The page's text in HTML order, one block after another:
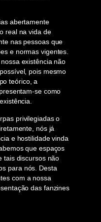
abertamente
real na vida de
nas pessoas que
e normas vigentes.
existência não
pois mesmo
teórico, a
se como
privilegiadas o
nós já
e hostilidade vinda
que espaços
tais discursos não
para nós. Desta
com a nossa
das fanzines